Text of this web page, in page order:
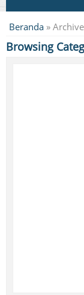
Beranda »
Browsing